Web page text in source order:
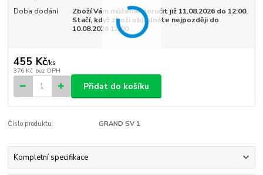
Doba dodání
Zboží Vám můžeme doručit již 11.08.2026 do 12:00.
Stačí, když zboží objednáte nejpozději do
10.08.2026 12:00
455 Kč/ks
376 Kč bez DPH
Přidat do košíku
Číslo produktu: GRAND SV 1
Kompletní specifikace